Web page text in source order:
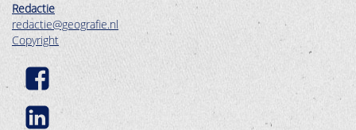
Redactie
redactie@geografie.nl
Copyright